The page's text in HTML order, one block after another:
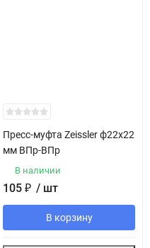
Пресс-муфта Zeissler ф22х22
мм ВПр-ВПр
В наличии
105 ₽ / шт
В корзину